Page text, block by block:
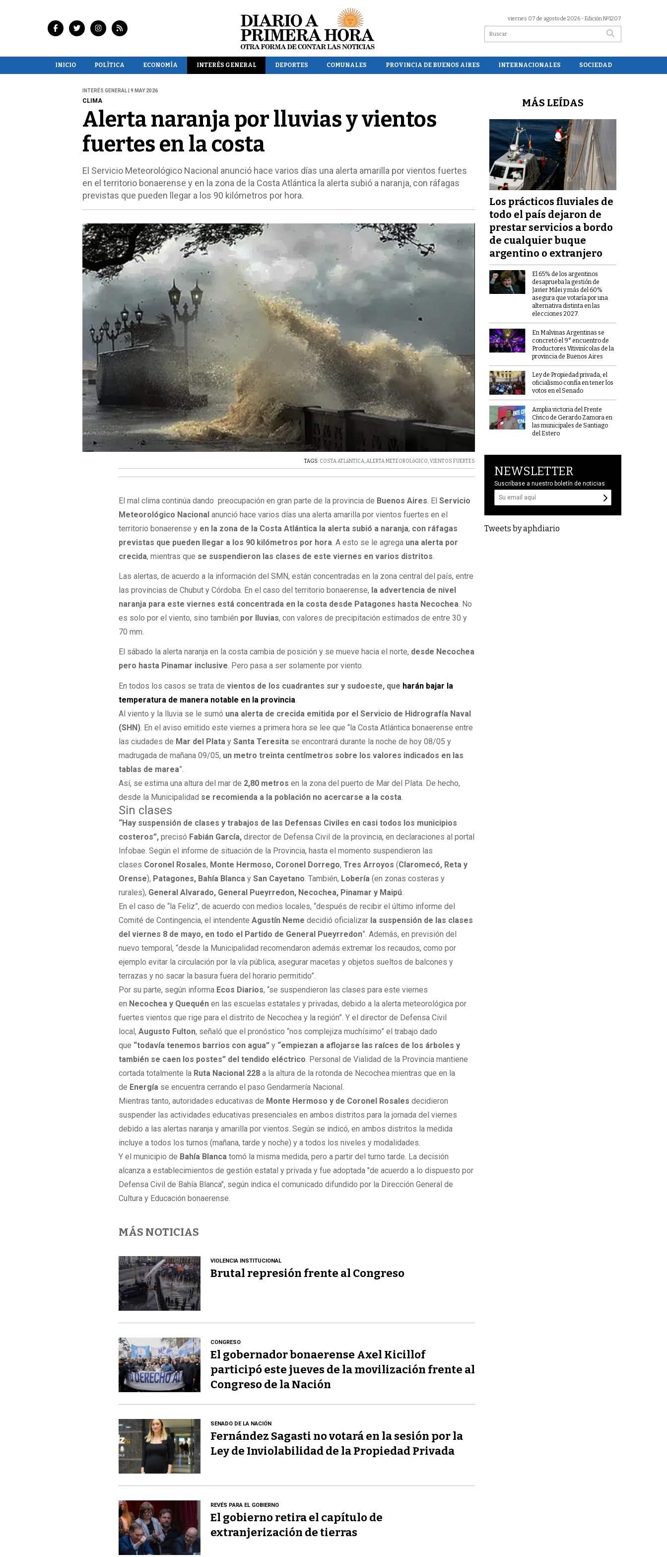
viernes 07 de agosto de 2026 - Edición Nº1207
INICIO POLÍTICA ECONOMÍA INTERÉS GENERAL DEPORTES COMUNALES PROVINCIA DE BUENOS AIRES INTERNACIONALES SOCIEDAD
INTERÉS GENERAL | 9 MAY 2026
CLIMA
Alerta naranja por lluvias y vientos
fuertes en la costa
El Servicio Meteorológico Nacional anunció hace varios días una alerta amarilla por vientos fuertes
en el territorio bonaerense y en la zona de la Costa Atlántica la alerta subió a naranja, con ráfagas
previstas que pueden llegar a los 90 kilómetros por hora.
TAGS: COSTA ATLáNTICA,ALERTA METEOROLóGICO, VIENTOS FUERTES
El mal clima continúa dando preocupación en gran parte de la provincia de Buenos Aires. ElServicio
Meteorológico Nacional anunció hace varios días una alerta amarilla por vientos fuertes en el
territorio bonaerense y en la zona de la Costa Atlántica la alerta subió a naranja, con ráfagas
previstas que pueden llegar a los 90 kilómetros por hora. A esto se le agrega una alerta por
crecida, mientras que se suspendieron las clases de este viernes en varios distritos.
Las alertas, de acuerdo a la información del SMN, están concentradas en la zona central del país, entre
las provincias de Chubut y Córdoba. En el caso del territorio bonaerense, la advertencia de nivel
naranja para este viernes está concentrada en la costa desde Patagones hasta Necochea. No
es solo por el viento, sino también por lluvias, con valores de precipitación estimados de entre 30 y
70 mm.
El sábado la alerta naranja en la costa cambia de posición y se mueve hacia el norte, desde Necochea
pero hasta Pinamar inclusive. Pero pasa a ser solamente por viento.
En todos los casos se trata devientos de los cuadrantes sur y sudoeste, que harán bajar la
temperatura de manera notable en la provincia
Al viento y la lluvia se le sumó una alerta de crecida emitida por el Servicio de Hidrografía Naval
(SHN) . En el aviso emitido este viernes a primera hora se lee que “la Costa Atlántica bonaerense entre
las ciudades de Mar del Plata ySanta Teresita se encontrará durante la noche de hoy 08/05 y
madrugada de mañana 09/05, un metro treinta centímetros sobre los valores indicados en las
tablas de marea”.
Así, se estima una altura del mar de 2,80 metros en la zona del puerto de Mar del Plata. De hecho,
desde la Municipalidad se recomienda a la población no acercarse a la costa
Sin clases
“Hay suspensión de clases y trabajos de las Defensas Civiles en casi todos los municipios
costeros”, precisó Fabián García, director de Defensa Civil de la provincia, en declaraciones al portal
Infobae. Según el informe de situación de la Provincia, hasta el momento suspendieron las
clases Coronel Rosales, Monte Hermoso, Coronel Dorrego, Tres Arroyos (Claromecó, Reta y
Orense), Patagones, Bahía Blanca y San Cayetano . También, Lobería(en zonas costeras y
rurales), General Alvarado, General Pueyrredon, Necochea, Pinamar y Maipú
En el caso de “la Feliz”, de acuerdo con medios locales, “después de recibir el último informe del
Comité de Contingencia, el intendenteAgustín Neme decidió oficializar la suspensión de las clases
del viernes 8 de mayo, en todo el Partido de General Pueyrredon”. Además, en previsión del
nuevo temporal, “desde la Municipalidad recomendaron además extremar los recaudos, como por
ejemplo evitar la circulación por la vía pública, asegurar macetas y objetos sueltos de balcones y
terrazas y no sacar la basura fuera del horario permitido”.
Por su parte, según informa Ecos Diarios, “se suspendieron las clases para este viernes
en Necochea y Quequén en las escuelas estatales y privadas, debido a la alerta meteorológica por
fuertes vientos que rige para el distrito de Necochea y la región”. Y el director de Defensa Civil
local,Augusto Fulton, señaló que el pronóstico “nos complejiza muchísimo” el trabajo dado
que “todavía tenemos barrios con agua”y “empiezan a aflojarse las raíces de los árboles y
también se caen los postes” del tendido eléctrico . Personal de Vialidad de la Provincia mantiene
cortada totalmente la Ruta Nacional 228 a la altura de la rotonda de Necochea mientras que en la
de Energía se encuentra cerrando el paso Gendarmería Nacional.
Mientras tanto, autoridades educativas de Monte Hermoso y de Coronel Rosales decidieron
suspender las actividades educativas presenciales en ambos distritos para la jornada del viernes
debido a las alertas naranja y amarilla por vientos. Según se indicó, en ambos distritos la medida
incluye a todos los turnos (mañana, tarde y noche) y a todos los niveles y modalidades.
Y el municipio de Bahía Blanca tomó la misma medida, pero a partir del turno tarde. La decisión
alcanza a establecimientos de gestión estatal y privada y fue adoptada "de acuerdo a lo dispuesto por
Defensa Civil de Bahía Blanca", según indica el comunicado difundido por la Dirección General de
Cultura y Educación bonaerense.
MÁS NOTICIAS
VIOLENCIA INSTITUCIONAL
Brutal represión frente al Congreso
CONGRESO
El gobernador bonaerense Axel Kicillof
participó este jueves de la movilización frente al
Congreso de la Nación
SENADO DE LA NACIÓN
Fernández Sagasti no votará en la sesión por la
Ley de Inviolabilidad de la Propiedad Privada
REVÉS PARA EL GOBIERNO
El gobierno retira el capítulo de
extranjerización de tierras
MÁS LEÍDAS
Los prácticos fluviales de
todo el país dejaron de
prestar servicios a bordo
de cualquier buque
argentino o extranjero
El 65% de los argentinos
desaprueba la gestión de
Javier Milei y más del 60%
asegura que votaría por una
alternativa distinta en las
elecciones 2027.
En Malvinas Argentinas se
concretó el 9° encuentro de
Productores Vitivinícolas de la
provincia de Buenos Aires
Ley de Propiedad privada, el
oficialismo confía en tener los
votos en el Senado
Amplia victoria del Frente
Cívico de Gerardo Zamora en
las municipales de Santiago
del Estero
NEWSLETTER
Suscríbase a nuestro boletín de noticias
Tweets by aphdiario